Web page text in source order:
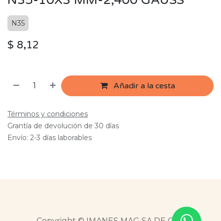
N35
$ 8,12
Añadir a la cesta
Términos y condiciones
Grantía de devolución de 30 días
Envío: 2-3 días laborables